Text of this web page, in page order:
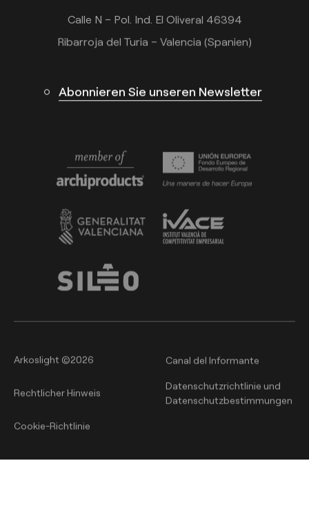
Calle N – Pol. Ind. El Oliveral 46394
Ribarroja del Turia – Valencia (Spanien)
Abonnieren Sie unseren Newsletter
Arkoslight ©2026 Canal del Informante
Rechtlicher Hinweis
Datenschutzrichtlinie und
Datenschutzbestimmungen
Cookie-Richtlinie